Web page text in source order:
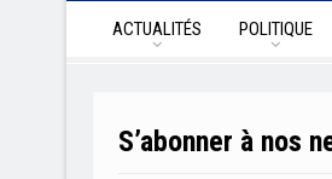
ACTUALITÉS POLITIQUE
S’abonner à nos